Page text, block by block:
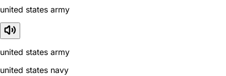
united states army
united states army
united states navy